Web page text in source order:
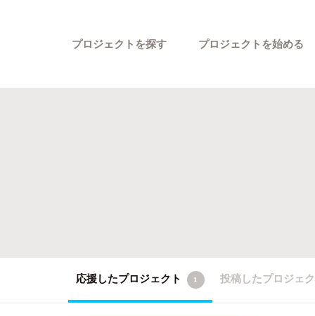
プロジェクトを探す プロジェクトを始める
応援したプロジェクト 1 投稿したプロジェ